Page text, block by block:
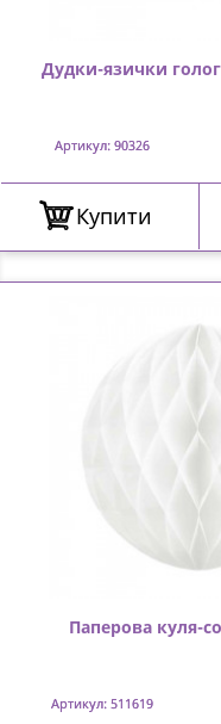
Дудки-язички
Артикул: 90326
Купити
Паперова куля-
Артикул: 511619